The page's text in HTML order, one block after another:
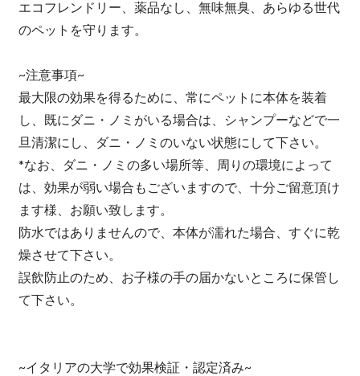
エコフレンドリー、薬品なし、無味無臭、あらゆる世代
のペットを守ります。
~注意事項~
最大限の効果を得るために、常にペットに本体を装着
し、既にダニ・ノミがいる場合は、シャンプーなどで一
旦清潔にし、ダニ・ノミのいない状態にして下さい。
*なお、ダニ・ノミの多い場所等、周りの環境によって
は、効果が弱い場合もございますので、十分ご留意頂け
ます様、お願い致します。
防水ではありませんので、本体が濡れた場合、すぐに乾
燥させて下さい。
誤飲防止のため、お子様の手の届かないところに保管し
て下さい。
~イタリアの大学で効果検証・認定済み~